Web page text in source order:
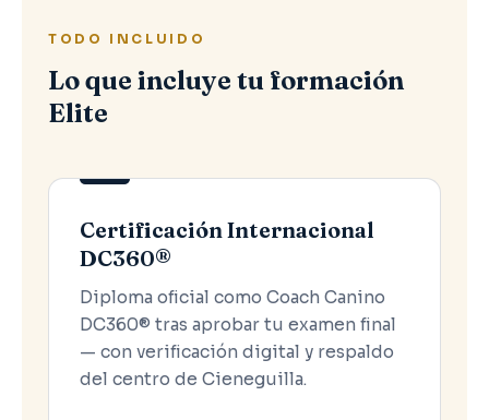
TODO INCLUIDO
Lo que incluye tu formación
Elite
Certificación Internacional
DC360®
Diploma oficial como Coach Canino
DC360® tras aprobar tu examen final
— con verificación digital y respaldo
del centro de Cieneguilla.